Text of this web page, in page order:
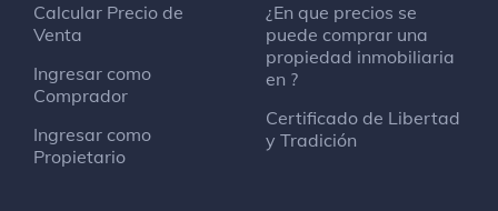
Calcular Precio de
Venta
Ingresar como
Comprador
Ingresar como
Propietario
¿En que precios se
puede comprar una
propiedad inmobiliaria
en ?
Certificado de Libertad
y Tradición